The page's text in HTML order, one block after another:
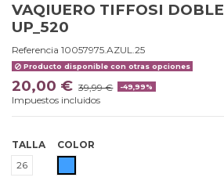
VAQIUERO TIFFOSI DOBLE
UP_520
Referencia 10057975.AZUL.25
Producto disponible con otras opciones
20,00 € 39,99 € -49,99%
Impuestos incluidos
TALLA
26
COLOR